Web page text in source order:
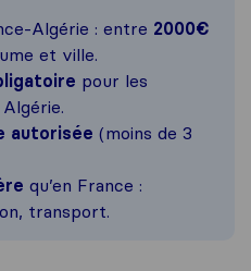
Algérie : entre 2000€
et ville.
pour les
autorisée (moins de 3
qu’en France :
transport.